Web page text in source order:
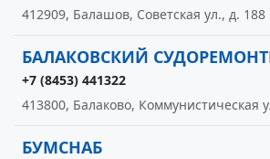
412909, Балашов, Советская ул., д. 188
БАЛАКОВСКИЙ
+7 (8453) 441322
413800, Балаково, Коммунистическая
БУМСНАБ